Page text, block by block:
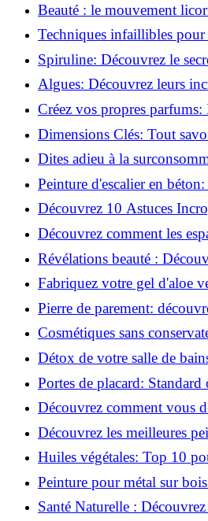
Beauté : le mouvement
surconsommation !
Techniques infaillibles
naturellement: Découvrez
Spiruline: Découvrez le
revitaliser les peaux fatiguées!
Algues: Découvrez leurs
la santé et la beauté!
Créez vos propres parfums:
de la fabrication artisanale!
Dimensions Clés: Tout
salle de bains!
Dites adieu à la
vie plus simple!
Peinture d'escalier en
tutoriel facile et rapide!
Découvrez 10 Astuces
Naturelle avec le Concombre
Découvrez comment les
incitent à être plus actifs :
Révélations beauté :
insoupçonnés du concombre!
Fabriquez votre gel d'aloe
simple et rapide à la maison!
Pierre de parement:
infaillibles pour un
Cosmétiques sans
possible?
Détox de votre salle de
ingrédients nocifs dès
Portes de placard: Standard
le meilleur choix!
Découvrez comment vous
naturellement: Astuces et
Découvrez les meilleures
le fer: Top 12 analysé!
Huiles végétales: Top 10
Peinture pour métal sur
possible?
Santé Naturelle :